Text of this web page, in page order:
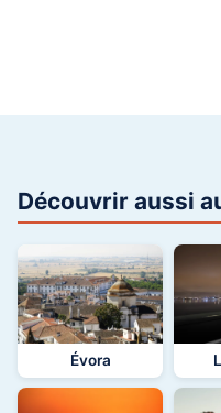
Découvrir aussi
Évora